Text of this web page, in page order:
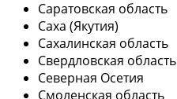
Саратовская область
Саха (Якутия)
Сахалинская область
Свердловская область
Северная Осетия
Смоленская область